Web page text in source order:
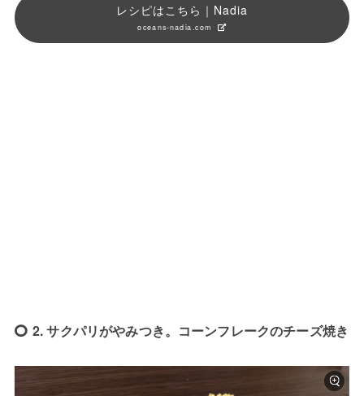
レシピはこちら｜Nadia
oceans-nadia.com
2. サクパリがやみつき。コーンフレークのチーズ焼き